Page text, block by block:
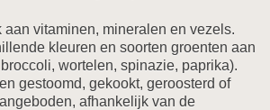
aan vitaminen, mineralen en vezels.
kleuren en soorten groenten aan
wortelen, spinazie, paprika).
gestoomd, gekookt, geroosterd of
afhankelijk van de